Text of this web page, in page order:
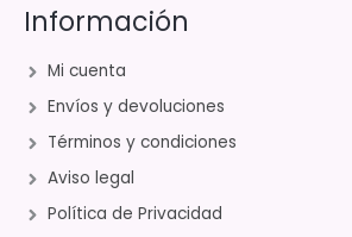
Información
Mi cuenta
Envíos y devoluciones
Términos y condiciones
Aviso legal
Política de Privacidad